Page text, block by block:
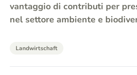
vantaggio di contributi per
nel settore ambiente e
Landwirtschaft